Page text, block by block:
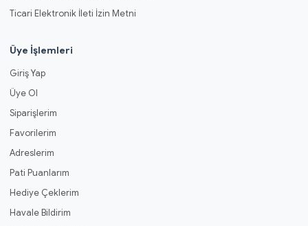
Ticari Elektronik İleti İzin Metni
Üye İşlemleri
Giriş Yap
Üye Ol
Siparişlerim
Favorilerim
Adreslerim
Pati Puanlarım
Hediye Çeklerim
Havale Bildirim